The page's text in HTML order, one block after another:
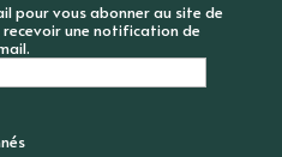
pour vous abonner au site de
une notification de